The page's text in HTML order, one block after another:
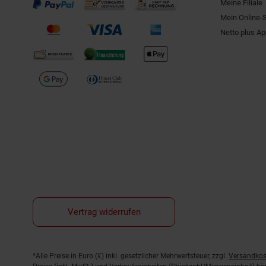
Meine Filiale
Mein Online-
Netto plus
Vertrag widerrufen
Fußnoten
*Alle Preise in Euro (€) inkl. gesetzlicher Mehrwertsteuer, zzgl.